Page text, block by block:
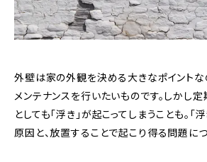
外壁は家の外観を決める大きなポイントな
メンテナンスを行いたいものです。しかし
としても「浮き」が起こってしまうことも。「
原因と、放置することで起こり得る問題に